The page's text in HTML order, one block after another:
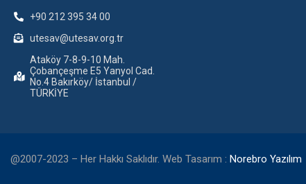
+90 212 395 34 00
utesav@utesav.org.tr
Ataköy 7-8-9-10 Mah.
Çobançeşme E5 Yanyol Cad.
No.4 Bakırköy/ İstanbul /
TÜRKİYE
@2007-2023 – Her Hakkı Saklıdır. Web Tasarım : Norebro Yazılım